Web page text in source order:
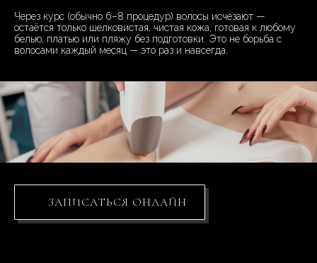
Через курс (обычно 6–8 процедур) волосы исчезают —
остаётся только шелковистая, чистая кожа, готовая к любому
белью, платью или пляжу без подготовки. Это не борьба с
волосами каждый месяц — это раз и навсегда.
ЗАПИСАТЬСЯ ОНЛАЙН